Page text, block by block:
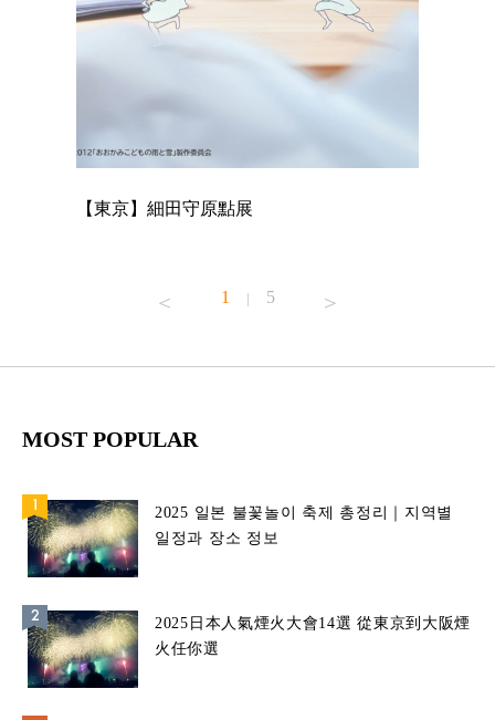
【東京】細田守原點展
1 | 5
MOST POPULAR
2025 일본 불꽃놀이 축제 총정리｜지역별
일정과 장소 정보
2025日本人氣煙火大會14選 從東京到大阪煙
火任你選